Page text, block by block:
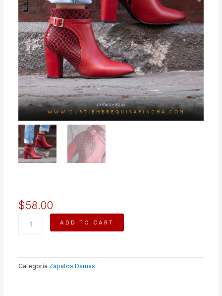
$58.00
ADD TO CART
Categoría Zapatos Damas